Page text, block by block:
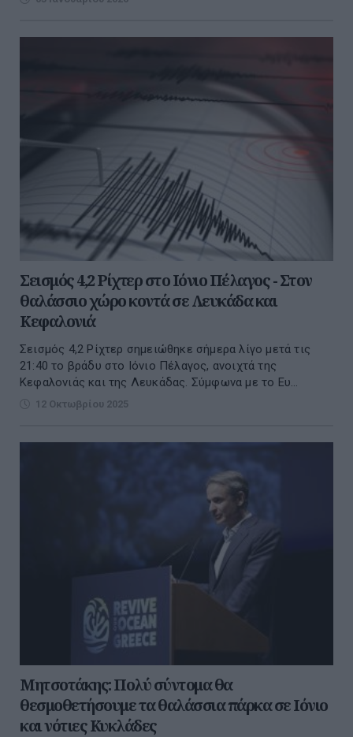
Σεισμός 4,2 Ρίχτερ στο Ιόνιο Πέλαγος - Στον
θαλάσσιο χώρο κοντά σε Λευκάδα και
Κεφαλονιά
Σεισμός 4,2 Ρίχτερ σημειώθηκε σήμερα λίγο μετά τις
21:40 το βράδυ στο Ιόνιο Πέλαγος, ανοιχτά της
Κεφαλονιάς και της Λευκάδας. Σύμφωνα με το Ευ...
12 Οκτωβρίου 2025
Μητσοτάκης: Πολύ σύντομα θα
θεσμοθετήσουμε τα θαλάσσια πάρκα σε Ιόνιο
και νότιες Κυκλάδες